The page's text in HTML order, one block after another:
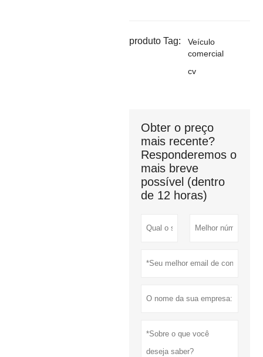
produto Tag:
Veículo
comercial
cv
Obter o preço
mais recente?
Responderemos o
mais breve
possível (dentro
de 12 horas)